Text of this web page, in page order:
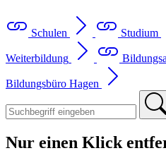
Schulen Studium
Weiterbildung
Bildungsbüro Hagen
Nur einen Klick